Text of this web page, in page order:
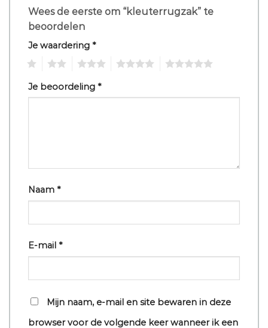
Wees de eerste om “kleuterrugzak” te
beoordelen
Je waardering *
Je beoordeling *
Naam *
E-mail *
Mijn naam, e-mail en site bewaren in deze
browser voor de volgende keer wanneer ik een